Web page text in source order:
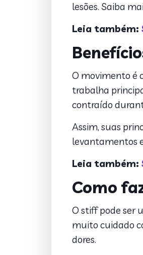
lesões. Saiba
Leia também:
O movimento é
trabalha
contraído
Assim, suas
levantamentos
Leia também:
Como
O stiff pode ser
muito cuidado
dores.